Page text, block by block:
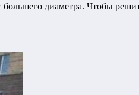
диаметра. Чтобы